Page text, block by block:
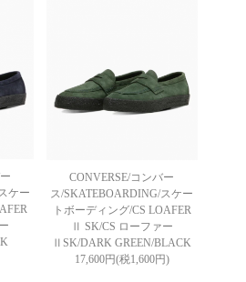
ケー
CONVERSE/コンバー
ス/SKATEBOARDING/スケー
トボーディング/CS LOAFER
Ⅱ SK/CS ローファー
ⅡSK/DARK GREEN/BLACK
17,600円(税1,600円)